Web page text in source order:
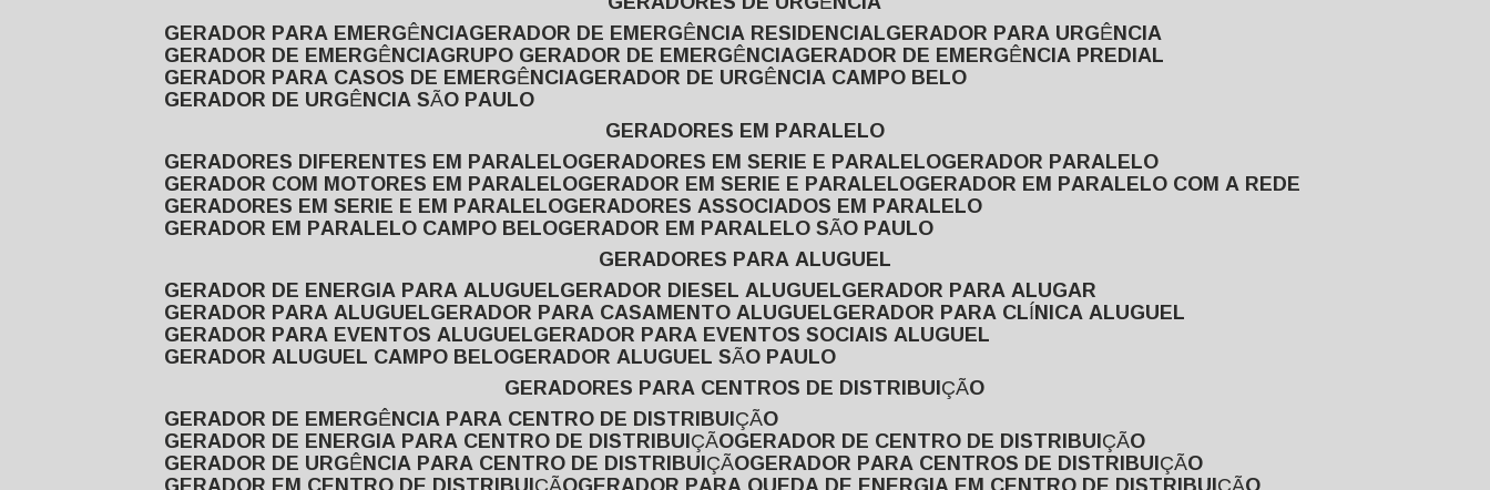
GERADOR PARA EMERGÊNCIA GERADOR DE EMERGÊNCIA RESIDENCIAL GERADOR PARA URGÊNCIA
GERADOR DE EMERGÊNCIA GRUPO GERADOR DE EMERGÊNCIA GERADOR DE EMERGÊNCIA PREDIAL
GERADOR PARA CASOS DE EMERGÊNCIA GERADOR DE URGÊNCIA CAMPO BELO
GERADOR DE URGÊNCIA SÃO PAULO
GERADORES EM PARALELO
GERADORES DIFERENTES EM PARALELO GERADORES EM SERIE E PARALELO GERADOR PARALELO
GERADOR COM MOTORES EM PARALELO GERADOR EM SERIE E PARALELO GERADOR EM PARALELO COM A REDE
GERADORES EM SERIE E EM PARALELO GERADORES ASSOCIADOS EM PARALELO
GERADOR EM PARALELO CAMPO BELO GERADOR EM PARALELO SÃO PAULO
GERADORES PARA ALUGUEL
GERADOR DE ENERGIA PARA ALUGUEL GERADOR DIESEL ALUGUEL GERADOR PARA ALUGAR
GERADOR PARA ALUGUEL GERADOR PARA CASAMENTO ALUGUEL GERADOR PARA CLÍNICA ALUGUEL
GERADOR PARA EVENTOS ALUGUEL GERADOR PARA EVENTOS SOCIAIS ALUGUEL
GERADOR ALUGUEL CAMPO BELO GERADOR ALUGUEL SÃO PAULO
GERADORES PARA CENTROS DE DISTRIBUIÇÃO
GERADOR DE EMERGÊNCIA PARA CENTRO DE DISTRIBUIÇÃO
GERADOR DE ENERGIA PARA CENTRO DE DISTRIBUIÇÃO GERADOR DE CENTRO DE DISTRIBUIÇÃO
GERADOR DE URGÊNCIA PARA CENTRO DE DISTRIBUIÇÃO GERADOR PARA CENTROS DE DISTRIBUIÇÃO